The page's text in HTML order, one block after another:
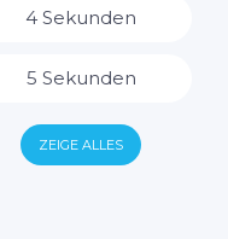
14 Stunden
4 Sekunden
5 Sekunden
6 Sekunden
ZEIGE ALLES